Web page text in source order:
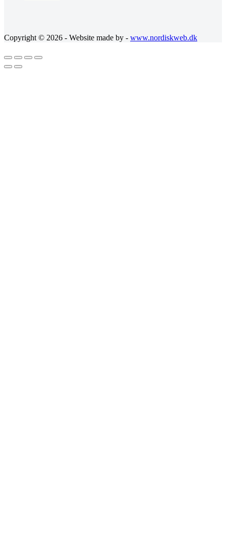
Copyright © 2026 - Website made by - www.nordiskweb.dk